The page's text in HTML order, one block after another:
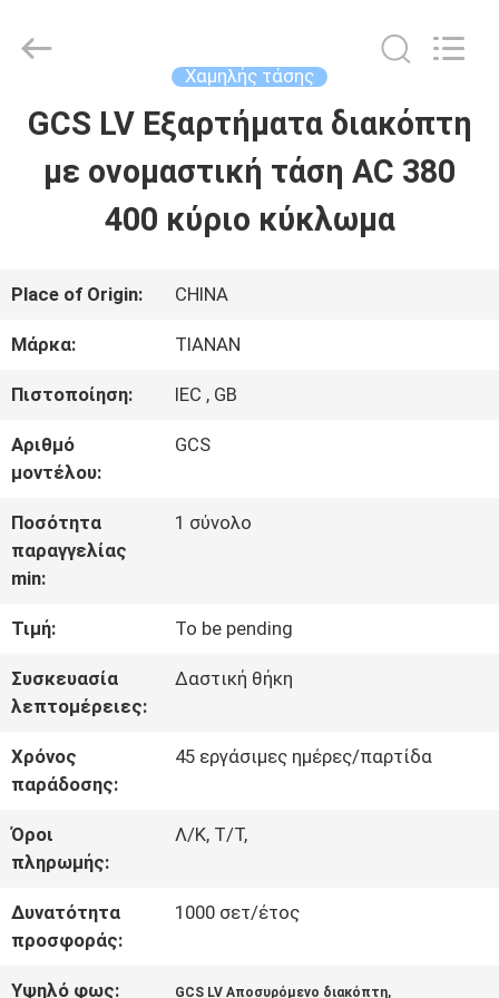
ΣΠΊΤΙ
ΠΡΟΪΌΝΤΑ
ΕΜΦΆΝΙΣΗ
VR
ΠΕΡΊΠΟΥ
ΕΜΕΊΣ
ΓΎΡΟΣ
ΕΡΓΟΣΤΑΣΊΩΝ
ΠΟΙΟΤΙΚΌΣ
ΈΛΕΓΧΟΣ
ΜΑΣ
ΕΛΆΤΕ
ΣΕ
ΕΠΑΦΉ
Tianan
(Group)
Rights
Reserved.
Χαμηλής τάσης
GCS LV Εξαρτήματα διακόπτη
με ονομαστική τάση AC 380
400 κύριο κύκλωμα
Place of Origin: CHINA
Μάρκα: TIANAN
Πιστοποίηση: IEC , GB
Αριθμό
μοντέλου:
GCS
Ποσότητα
παραγγελίας
min:
1 σύνολο
Τιμή: To be pending
Συσκευασία
λεπτομέρειες:
Δαστική θήκη
Χρόνος
παράδοσης:
45 εργάσιμες ημέρες/παρτίδα
Όροι
πληρωμής:
Λ/Κ, Τ/Τ,
Δυνατότητα
προσφοράς:
1000 σετ/έτος
Υψηλό φως: GCS LV Αποσυρόμενο διακόπτη,